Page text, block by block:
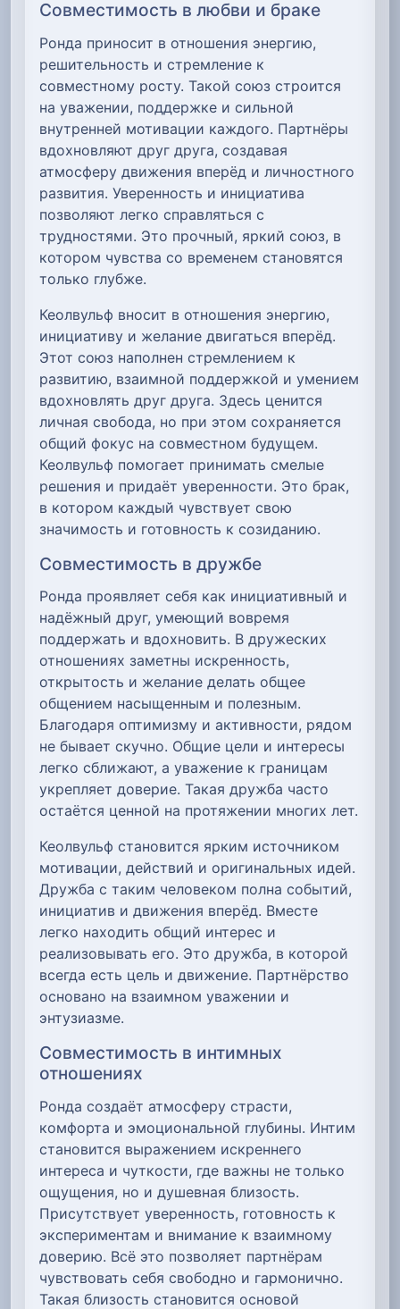
Совместимость в любви и браке
Ронда приносит в отношения энергию,
решительность и стремление к
совместному росту. Такой союз строится
на уважении, поддержке и сильной
внутренней мотивации каждого. Партнёры
вдохновляют друг друга, создавая
атмосферу движения вперёд и личностного
развития. Уверенность и инициатива
позволяют легко справляться с
трудностями. Это прочный, яркий союз, в
котором чувства со временем становятся
только глубже.
Кеолвульф вносит в отношения энергию,
инициативу и желание двигаться вперёд.
Этот союз наполнен стремлением к
развитию, взаимной поддержкой и умением
вдохновлять друг друга. Здесь ценится
личная свобода, но при этом сохраняется
общий фокус на совместном будущем.
Кеолвульф помогает принимать смелые
решения и придаёт уверенности. Это брак,
в котором каждый чувствует свою
значимость и готовность к созиданию.
Совместимость в дружбе
Ронда проявляет себя как инициативный и
надёжный друг, умеющий вовремя
поддержать и вдохновить. В дружеских
отношениях заметны искренность,
открытость и желание делать общее
общением насыщенным и полезным.
Благодаря оптимизму и активности, рядом
не бывает скучно. Общие цели и интересы
легко сближают, а уважение к границам
укрепляет доверие. Такая дружба часто
остаётся ценной на протяжении многих лет.
Кеолвульф становится ярким источником
мотивации, действий и оригинальных идей.
Дружба с таким человеком полна событий,
инициатив и движения вперёд. Вместе
легко находить общий интерес и
реализовывать его. Это дружба, в которой
всегда есть цель и движение. Партнёрство
основано на взаимном уважении и
энтузиазме.
Совместимость в интимных
отношениях
Ронда создаёт атмосферу страсти,
комфорта и эмоциональной глубины. Интим
становится выражением искреннего
интереса и чуткости, где важны не только
ощущения, но и душевная близость.
Присутствует уверенность, готовность к
экспериментам и внимание к взаимному
доверию. Всё это позволяет партнёрам
чувствовать себя свободно и гармонично.
Такая близость становится основой